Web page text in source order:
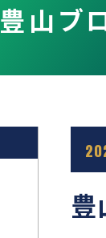
豊山ブ
豊